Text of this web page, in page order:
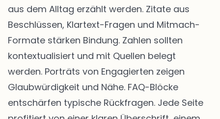
aus dem Alltag erzählt werden. Zitate aus
Beschlüssen, Klartext-Fragen und Mitmach-
Formate stärken Bindung. Zahlen sollten
kontextualisiert und mit Quellen belegt
werden. Porträts von Engagierten zeigen
Glaubwürdigkeit und Nähe. FAQ-Blöcke
entschärfen typische Rückfragen. Jede Seite